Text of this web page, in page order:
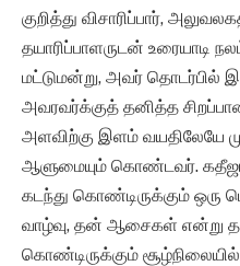
குறித்து விசாரிப்பார்,
தயாரிப்பாளருடன் உரையாடி
மட்டுமன்று, அவர் தொடர்பில்
அவரவர்க்குத் தனித்த
அளவிற்கு இளம் வயதிலேயே
ஆளுமையும் கொண்டவர்.
கடந்து கொண்டிருக்கும் ஒரு
வாழ்வு, தன் ஆசைகள் என்று
கொண்டிருக்கும்